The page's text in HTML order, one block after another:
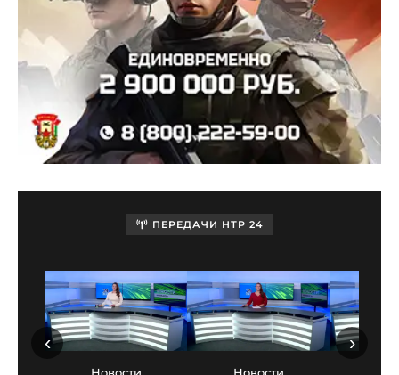
ПЕРЕДАЧИ НТР 24
‹ ›